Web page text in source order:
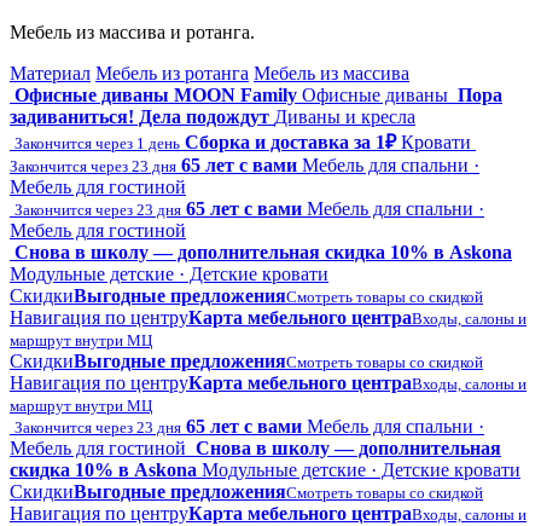
Мебель из массива и ротанга.
Материал Мебель из ротанга Мебель из массива
Офисные диваны MOON Family Офисные диваны Пора
задиваниться! Дела подождут Диваны и кресла
Закончится через 1 день Сборка и доставка за 1₽ Кровати
Закончится через 23 дня 65 лет с вами Мебель для спальни ·
Мебель для гостиной
Закончится через 23 дня 65 лет с вами Мебель для спальни ·
Мебель для гостиной
Снова в школу — дополнительная скидка 10% в Askona
Модульные детские · Детские кровати
СкидкиВыгодные предложенияСмотреть товары со скидкой
Навигация по центруКарта мебельного центраВходы, салоны и
маршрут внутри МЦ
СкидкиВыгодные предложенияСмотреть товары со скидкой
Навигация по центруКарта мебельного центраВходы, салоны и
маршрут внутри МЦ
Закончится через 23 дня 65 лет с вами Мебель для спальни ·
Мебель для гостиной Снова в школу — дополнительная
скидка 10% в Askona Модульные детские · Детские кровати
СкидкиВыгодные предложенияСмотреть товары со скидкой
Навигация по центруКарта мебельного центраВходы, салоны и